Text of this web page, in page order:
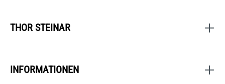
THOR STEINAR
INFORMATIONEN